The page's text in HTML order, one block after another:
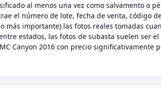
al menos una vez como salvamento o
el número de lote, fecha de venta, código
más importante) las fotos reales tomadas
estados, las fotos de subasta suelen ser
Canyon 2016 con precio significativamente